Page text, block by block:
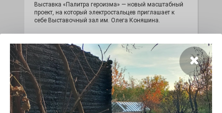
Выставка «Палитра героизма» — новый масштабный
проект, на который электростальцев приглашает к
себе Выставочный зал им. Олега Коняшина.